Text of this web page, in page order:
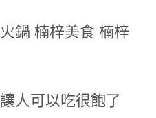
人可以吃很飽了